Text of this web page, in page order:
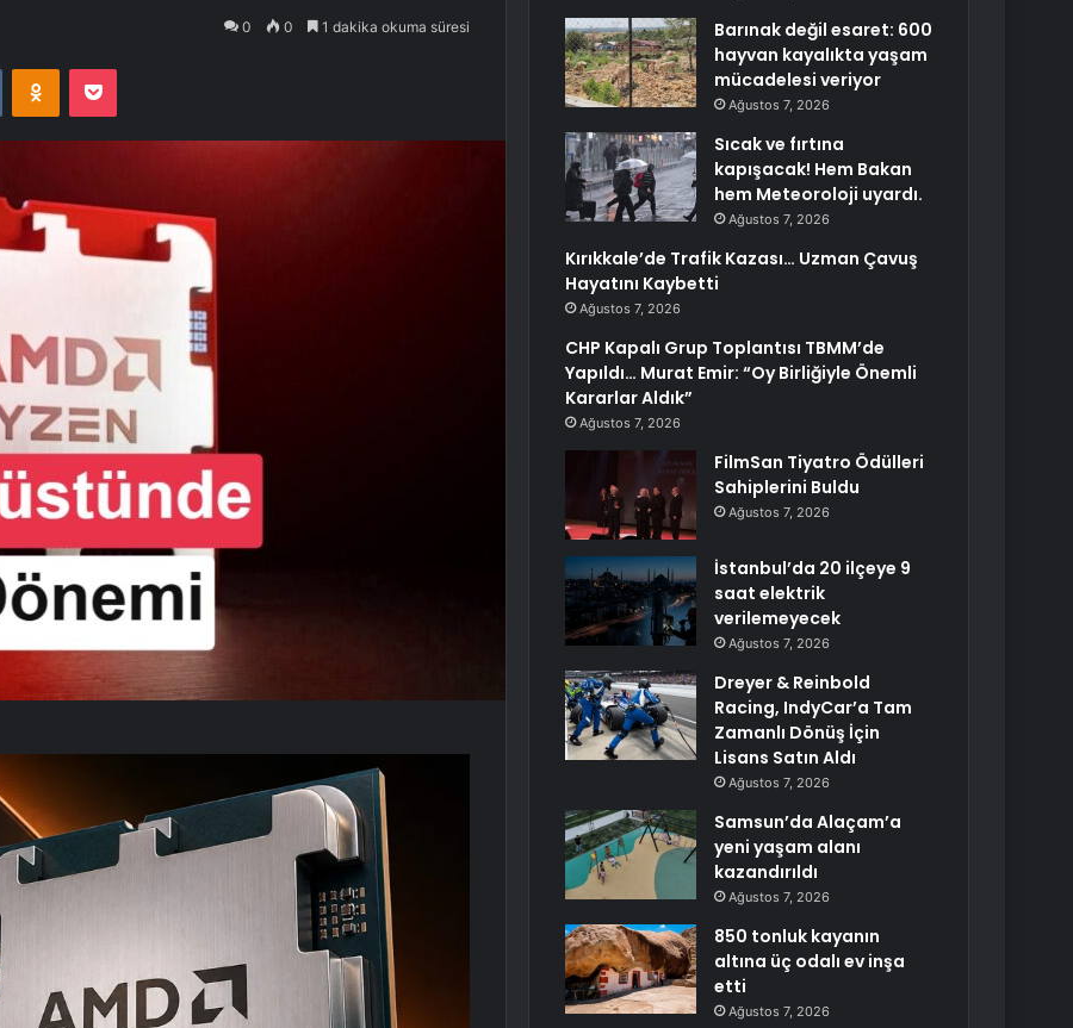
0 0 1 dakika okuma süresi
VKontakteOdnoklassniki
Pocket
Barınak değil esaret: 600
hayvan kayalıkta yaşam
mücadelesi veriyor
Ağustos 7, 2026
Sıcak ve fırtına
kapışacak! Hem Bakan
hem Meteoroloji uyardı.
Ağustos 7, 2026
Kırıkkale’de Trafik Kazası… Uzman Çavuş
Hayatını Kaybetti
Ağustos 7, 2026
CHP Kapalı Grup Toplantısı TBMM’de
Yapıldı… Murat Emir: “Oy Birliğiyle Önemli
Kararlar Aldık”
Ağustos 7, 2026
FilmSan Tiyatro Ödülleri
Sahiplerini Buldu
Ağustos 7, 2026
İstanbul’da 20 ilçeye 9
saat elektrik
verilemeyecek
Ağustos 7, 2026
Dreyer & Reinbold
Racing, IndyCar’a Tam
Zamanlı Dönüş İçin
Lisans Satın Aldı
Ağustos 7, 2026
Samsun’da Alaçam’a
yeni yaşam alanı
kazandırıldı
Ağustos 7, 2026
850 tonluk kayanın
altına üç odalı ev inşa
etti
Ağustos 7, 2026